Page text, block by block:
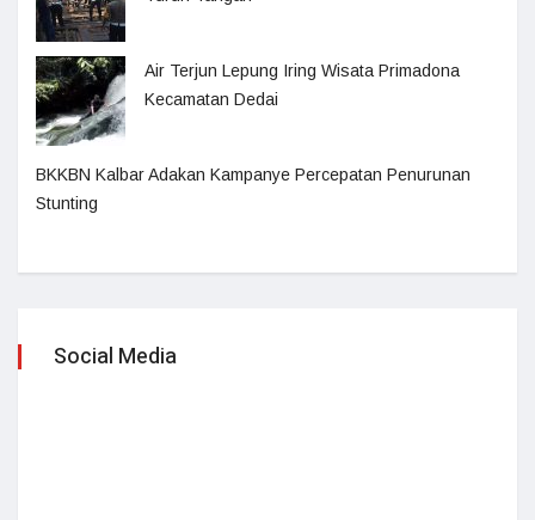
Air Terjun Lepung Iring Wisata Primadona
Kecamatan Dedai
BKKBN Kalbar Adakan Kampanye Percepatan Penurunan
Stunting
Social Media